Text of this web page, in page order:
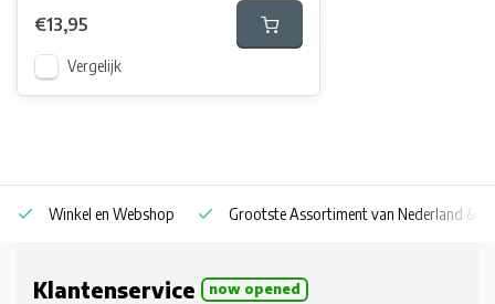
€13,95
Vergelijk
Winkel en Webshop Grootste Assortiment van Nederland &
Klantenservice now opened